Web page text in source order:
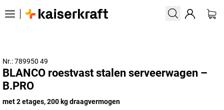
Nr.: 789950 49
BLANCO roestvast stalen serveerwagen –
B.PRO
met 2 etages, 200 kg draagvermogen